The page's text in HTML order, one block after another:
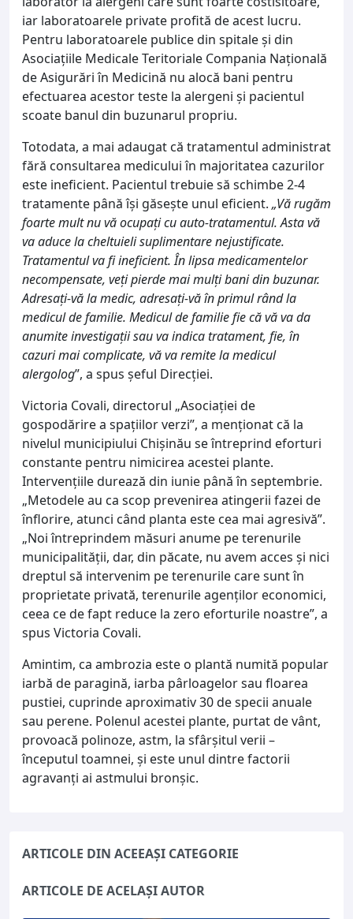
iar laboratoarele private profită de acest lucru.
Pentru laboratoarele publice din spitale și din
Asociațiile Medicale Teritoriale Compania Naţională
de Asigurări în Medicină nu alocă bani pentru
efectuarea acestor teste la alergeni și pacientul
scoate banul din buzunarul propriu.
Totodata, a mai adaugat că tratamentul administrat
fără consultarea medicului în majoritatea cazurilor
este ineficient. Pacientul trebuie să schimbe 2-4
tratamente până își găsește unul eficient. „Vă rugăm
foarte mult nu vă ocupați cu auto-tratamentul. Asta vă
va aduce la cheltuieli suplimentare nejustificate.
Tratamentul va fi ineficient. În lipsa medicamentelor
necompensate, veți pierde mai mulți bani din buzunar.
Adresați-vă la medic, adresați-vă în primul rând la
medicul de familie. Medicul de familie fie că vă va da
anumite investigații sau va indica tratament, fie, în
cazuri mai complicate, vă va remite la medicul
alergolog”, a spus șeful Direcției.
Victoria Covali, directorul „Asociației de
gospodărire a spațiilor verzi”, a menționat că la
nivelul municipiului Chișinău se întreprind eforturi
constante pentru nimicirea acestei plante.
Intervențiile durează din iunie până în septembrie.
„Metodele au ca scop prevenirea atingerii fazei de
înflorire, atunci când planta este cea mai agresivă”.
„Noi întreprindem măsuri anume pe terenurile
municipalității, dar, din păcate, nu avem acces și nici
dreptul să intervenim pe terenurile care sunt în
proprietate privată, terenurile agenților economici,
ceea ce de fapt reduce la zero eforturile noastre”, a
spus Victoria Covali.
Amintim, ca ambrozia este o plantă numită popular
iarbă de paragină, iarba pârloagelor sau floarea
pustiei, cuprinde aproximativ 30 de specii anuale
sau perene. Polenul acestei plante, purtat de vânt,
provoacă polinoze, astm, la sfârșitul verii –
începutul toamnei, și este unul dintre factorii
agravanți ai astmului bronşic.
ARTICOLE DIN ACEEAȘI CATEGORIE
ARTICOLE DE ACELAȘI AUTOR